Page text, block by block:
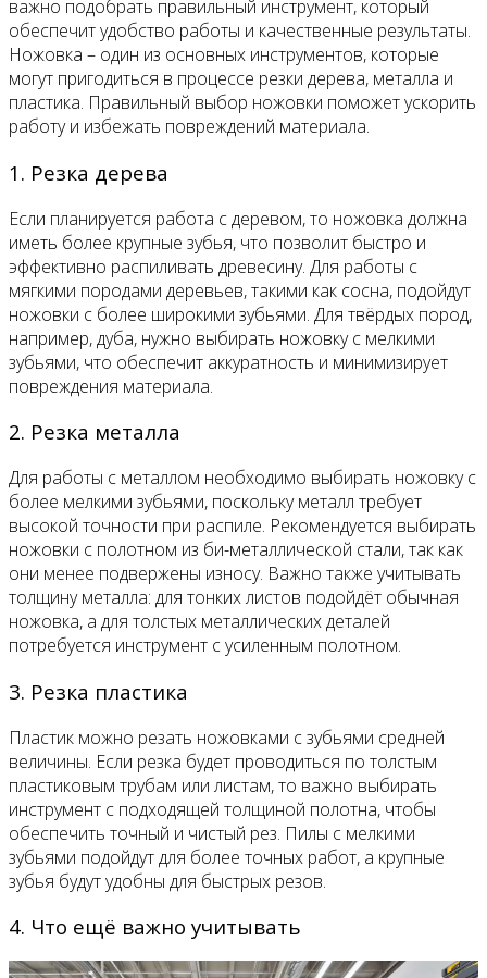
важно подобрать правильный инструмент, который
обеспечит удобство работы и качественные результаты.
Ножовка – один из основных инструментов, которые
могут пригодиться в процессе резки дерева, металла и
пластика. Правильный выбор ножовки поможет ускорить
работу и избежать повреждений материала.
1. Резка дерева
Если планируется работа с деревом, то ножовка должна
иметь более крупные зубья, что позволит быстро и
эффективно распиливать древесину. Для работы с
мягкими породами деревьев, такими как сосна, подойдут
ножовки с более широкими зубьями. Для твёрдых пород,
например, дуба, нужно выбирать ножовку с мелкими
зубьями, что обеспечит аккуратность и минимизирует
повреждения материала.
2. Резка металла
Для работы с металлом необходимо выбирать ножовку с
более мелкими зубьями, поскольку металл требует
высокой точности при распиле. Рекомендуется выбирать
ножовки с полотном из би-металлической стали, так как
они менее подвержены износу. Важно также учитывать
толщину металла: для тонких листов подойдёт обычная
ножовка, а для толстых металлических деталей
потребуется инструмент с усиленным полотном.
3. Резка пластика
Пластик можно резать ножовками с зубьями средней
величины. Если резка будет проводиться по толстым
пластиковым трубам или листам, то важно выбирать
инструмент с подходящей толщиной полотна, чтобы
обеспечить точный и чистый рез. Пилы с мелкими
зубьями подойдут для более точных работ, а крупные
зубья будут удобны для быстрых резов.
4. Что ещё важно учитывать